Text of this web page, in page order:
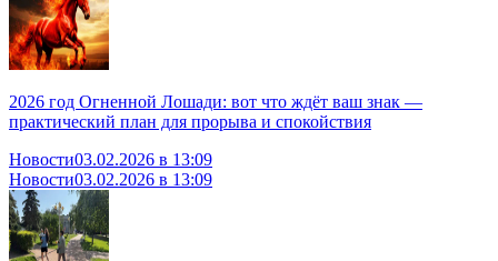
2026 год Огненной Лошади: вот что ждёт ваш знак —
практический план для прорыва и спокойствия
Новости03.02.2026 в 13:09
Новости03.02.2026 в 13:09